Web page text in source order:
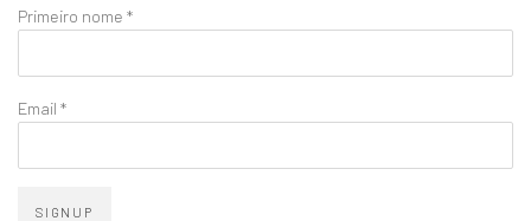
Primeiro nome *
Email *
SIGNUP